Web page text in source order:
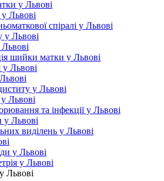
у Львові
Львові
спіралі у Львові
у Львові
шийки матки у Львові
Львові
у Львові
Львові
та інфекції у Львові
у Львові
виділень у Львові
у Львові
у Львові
Львові